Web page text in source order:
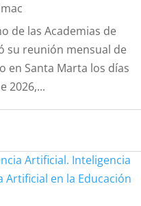
de las Academias de
su reunión mensual de
en Santa Marta los días
2026,...